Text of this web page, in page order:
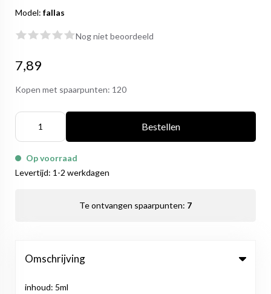
Model: fallas
Nog niet beoordeeld
7,89
Kopen met spaarpunten: 120
Bestellen
Op voorraad
Levertijd: 1-2 werkdagen
Te ontvangen spaarpunten: 7
Omschrijving
inhoud: 5ml